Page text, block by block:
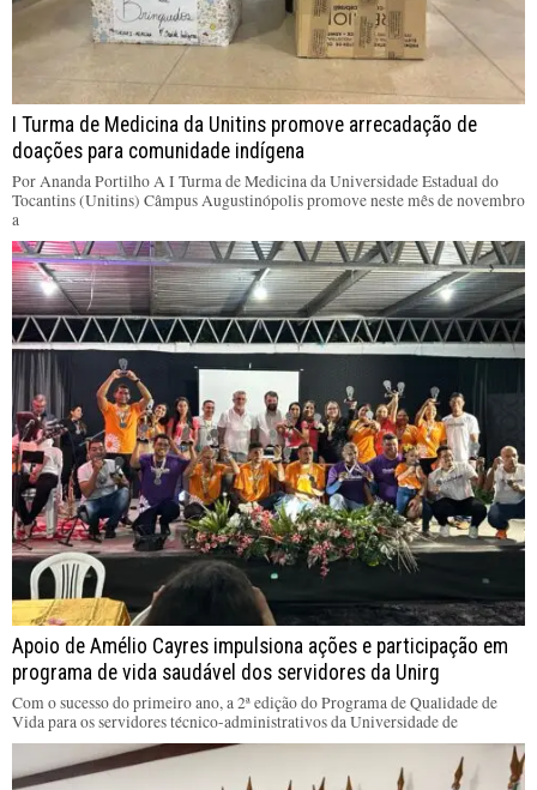
I Turma de Medicina da Unitins promove arrecadação de
doações para comunidade indígena
Por Ananda Portilho A I Turma de Medicina da Universidade Estadual do
Tocantins (Unitins) Câmpus Augustinópolis promove neste mês de novembro
a
Apoio de Amélio Cayres impulsiona ações e participação em
programa de vida saudável dos servidores da Unirg
Com o sucesso do primeiro ano, a 2ª edição do Programa de Qualidade de
Vida para os servidores técnico-administrativos da Universidade de